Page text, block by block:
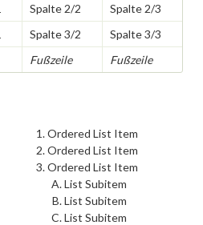
Fußzeile Fußzeile
Spalte 2/2
Spalte 2/3
Spalte 3/2 Spalte 3/3
Ordered List Item
Ordered List Item
Ordered List Item
List Subitem
List Subitem
List Subitem